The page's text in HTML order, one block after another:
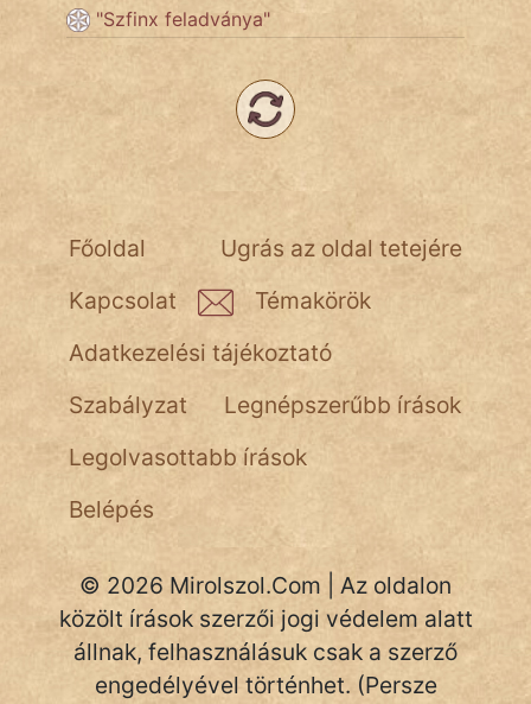
mikkamakka
vörös ördög
NapHold
Név nélkül
pszichopati
szegény legény
Hoffer Botond
szemfüles
"Szfinx feladványa"
Ugrás az oldal tetejére
Főoldal
Kapcsolat
Témakörök
Adatkezelési tájékoztató
Szabályzat
Legnépszerűbb írások
Legolvasottabb írások
Belépés
© 2026 Mirolszol.Com | Az oldalon
közölt írások szerzői jogi védelem alatt
állnak, felhasználásuk csak a szerző
engedélyével történhet. (Persze